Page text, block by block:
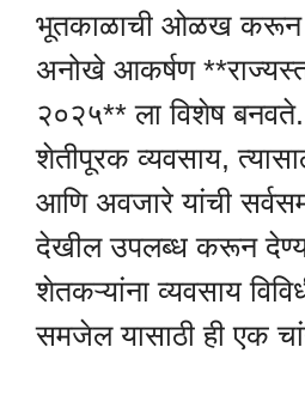
भूतकाळाची ओळख करून
अनोखे आकर्षण
२०२५** ला विशेष बनवते.
शेतीपूरक व्यवसाय,
आणि अवजारे यांची
देखील उपलब्ध करून
शेतकऱ्यांना व्यवसाय
समजेल यासाठी ही एक